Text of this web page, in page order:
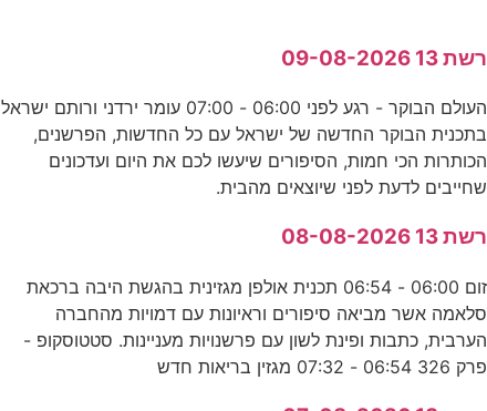
רשת 13 09-08-2026
העולם הבוקר - רגע לפני 06:00 - 07:00 עומר ירדני ורותם ישראל
בתכנית הבוקר החדשה של ישראל עם כל החדשות, הפרשנים,
הכותרות הכי חמות, הסיפורים שיעשו לכם את היום ועדכונים
שחייבים לדעת לפני שיוצאים מהבית.
רשת 13 08-08-2026
זום 06:00 - 06:54 תכנית אולפן מגזינית בהגשת היבה ברכאת
סלאמה אשר מביאה סיפורים וראיונות עם דמויות מהחברה
הערבית, כתבות ופינת לשון עם פרשנויות מעניינות. סטטוסקופ -
פרק 326 06:54 - 07:32 מגזין בריאות חדש